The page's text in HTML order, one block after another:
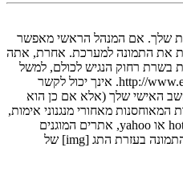
שלך. אם המנהל הראשי מאפשר
את התמונה למערכת. אחרת, אתה
בשרת רחוק הנגיש לכולם, למשל
http://www.example.com/my-picture.gif. אינך יכול לקשר
האישי שלך (אלא אם כן הוא
המאוחסנות מאחורי מנגנוני אימות,
למשל תיבות הדואר של hotmail או yahoo, אתרים המוגנים
בססמה, וכד'. כדי להציג את התמונה בעזרת התג [img] של